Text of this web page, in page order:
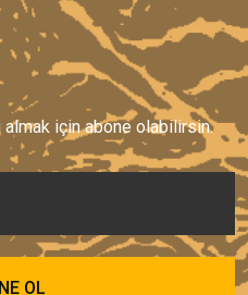
için abone olabilirsin.